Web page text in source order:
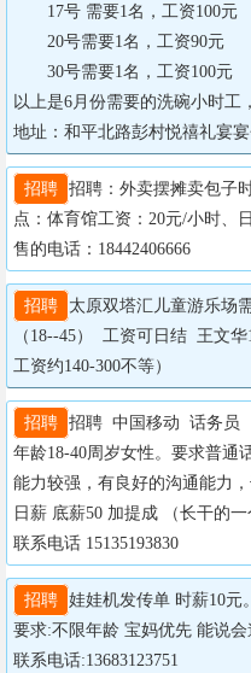
17号 需要1名，工资100元
20号需要1名，工资90元
30号需要1名，工资100元
以上是6月份需要的洗碗小时工
地址：和平北路彭村悦禧礼宴宴
招聘 招聘：外卖摆摊卖包子
点：体育馆工资：20元/小时、
售的电话：18442406666
招聘
太原双塔汇儿童游乐场
（18--45）  工资可日结  王文
工资约140-300不等）
招聘 招聘  中国移动  话务员
年龄18-40周岁女性。要求普通
能力较强，有良好的沟通能力
日薪 底薪50 加提成 （长干的一
联系电话 15135193830
招聘 娃娃机发传单 时薪10元。
要求:不限年龄 宝妈优先 能说
联系电话:13683123751